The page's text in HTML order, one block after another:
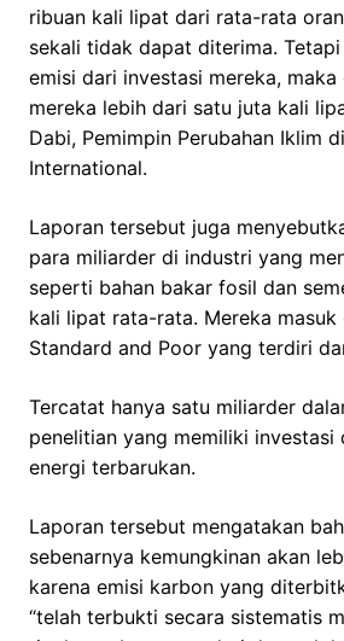
ribuan kali lipat dari rata-rata
sekali tidak dapat diterima.
emisi dari investasi mereka,
mereka lebih dari satu juta kali
Dabi, Pemimpin Perubahan Iklim
International.
Laporan tersebut juga
para miliarder di industri yang
seperti bahan bakar fosil dan
kali lipat rata-rata. Mereka
Standard and Poor yang terdiri
Tercatat hanya satu miliarder
penelitian yang memiliki investasi
energi terbarukan.
Laporan tersebut mengatakan
sebenarnya kemungkinan akan
karena emisi karbon yang
“telah terbukti secara sistematis